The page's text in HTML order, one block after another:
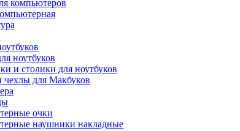
компьютеров
ноутбуков
и столики для ноутбуков
для Макбуков
очки
наушники накладные